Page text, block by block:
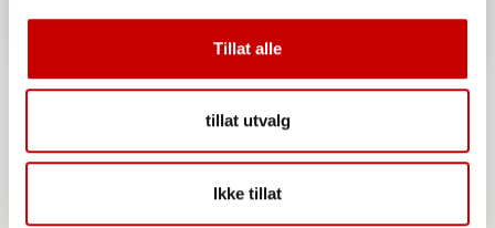
Tillat alle
tillat utvalg
Ikke tillat